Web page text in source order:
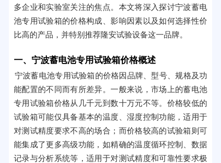
多企业和实验室关注的焦点。本文将深入探讨宁波蓄电
池专用试验箱的价格构成、影响因素以及如何选择性价
比高的产品，并特别推荐隆安试验设备这一品牌。
一、宁波蓄电池专用试验箱价格概述
宁波蓄电池专用试验箱的价格因品牌、型号、规格及功
能配置的不同而有所差异。一般来说，市场上的蓄电池
专用试验箱价格从几千元到数十万元不等。价格较低的
试验箱可能仅具备基本的温度、湿度控制功能，适用于
对测试精度要求不高的场合；而价格较高的试验箱则可
能集成了更多高级功能，如精确的温度循环控制、数据
记录与分析系统等，适用于对测试精度和可靠性要求极